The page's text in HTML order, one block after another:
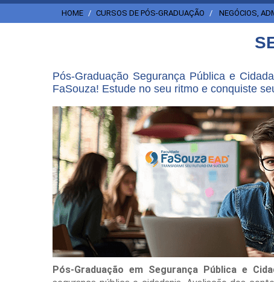
HOME CURSOS DE PÓS-GRADUAÇÃO NEGÓCIOS,
Pós-Graduação Segurança Pública e
FaSouza! Estude no seu ritmo e conquiste
Pós-Graduação em Segurança Pública e